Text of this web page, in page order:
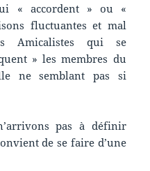
« accordent » ou «
fluctuantes et mal
Amicalistes qui se
» les membres du
ne semblant pas si
pas à définir
de se faire d’une